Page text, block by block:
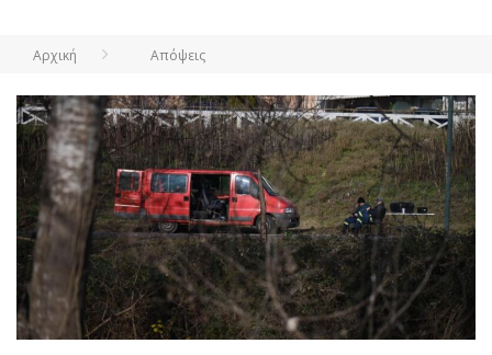
Αρχική Απόψεις